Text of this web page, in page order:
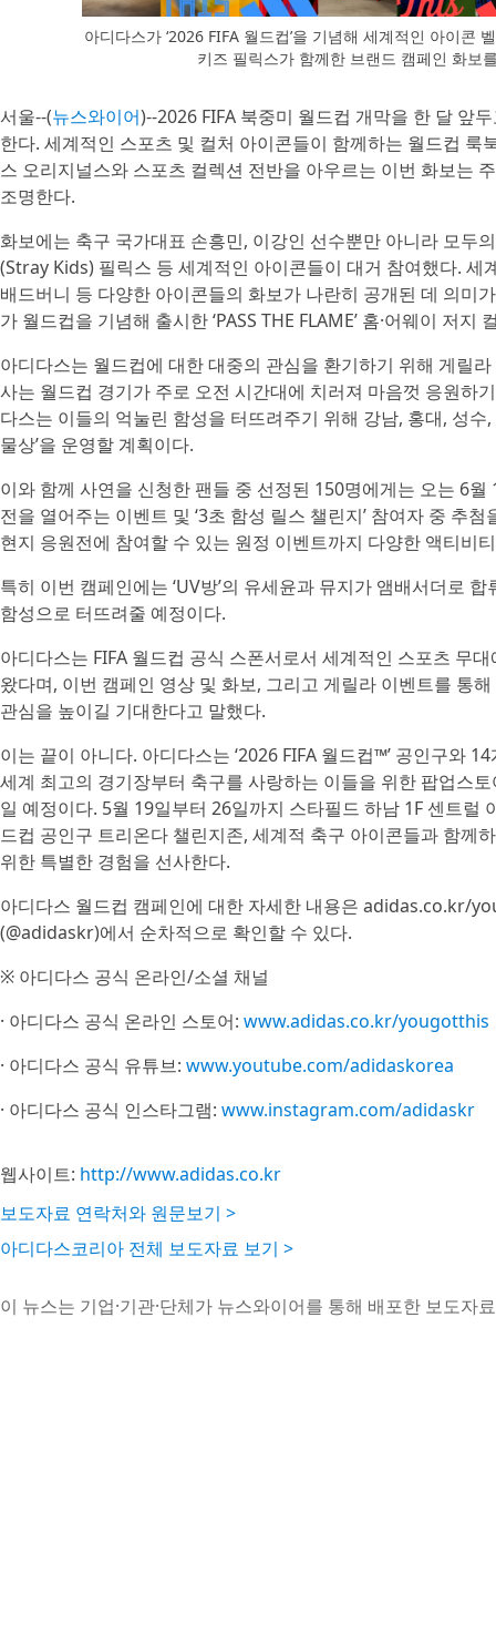
아디다스가 ‘2026 FIFA 월드컵’을 기념해 세계적인 아이콘
키즈 필릭스가 함께한 브랜드 캠페인 화보
서울--(뉴스와이어)--2026 FIFA 북중미 월드컵 개막을 한 달 앞
한다. 세계적인 스포츠 및 컬처 아이콘들이 함께하는 월드컵
스 오리지널스와 스포츠 컬렉션 전반을 아우르는 이번 화보는
조명한다.
화보에는 축구 국가대표 손흥민, 이강인 선수뿐만 아니라 모두
(Stray Kids) 필릭스 등 세계적인 아이콘들이 대거 참여했다. 세
배드버니 등 다양한 아이콘들의 화보가 나란히 공개된 데 의미
가 월드컵을 기념해 출시한 ‘PASS THE FLAME’ 홈·어웨이 저
아디다스는 월드컵에 대한 대중의 관심을 환기하기 위해 게릴라
사는 월드컵 경기가 주로 오전 시간대에 치러져 마음껏 응원하
다스는 이들의 억눌린 함성을 터뜨려주기 위해 강남, 홍대, 성
물상’을 운영할 계획이다.
이와 함께 사연을 신청한 팬들 중 선정된 150명에게는 오는 6월
전을 열어주는 이벤트 및 ‘3초 함성 릴스 챌린지’ 참여자 중 추
현지 응원전에 참여할 수 있는 원정 이벤트까지 다양한 액티비
특히 이번 캠페인에는 ‘UV방’의 유세윤과 뮤지가 앰배서더로
함성으로 터뜨려줄 예정이다.
아디다스는 FIFA 월드컵 공식 스폰서로서 세계적인 스포츠 무
왔다며, 이번 캠페인 영상 및 화보, 그리고 게릴라 이벤트를 통
관심을 높이길 기대한다고 말했다.
이는 끝이 아니다. 아디다스는 ‘2026 FIFA 월드컵™’ 공인구와
세계 최고의 경기장부터 축구를 사랑하는 이들을 위한 팝업스
일 예정이다. 5월 19일부터 26일까지 스타필드 하남 1F 센트럴
드컵 공인구 트리온다 챌린지존, 세계적 축구 아이콘들과 함께
위한 특별한 경험을 선사한다.
아디다스 월드컵 캠페인에 대한 자세한 내용은 adidas.co.kr/
(@adidaskr)에서 순차적으로 확인할 수 있다.
※ 아디다스 공식 온라인/소셜 채널
· 아디다스 공식 온라인 스토어: www.adidas.co.kr/yougotthis
· 아디다스 공식 유튜브: www.youtube.com/adidaskorea
· 아디다스 공식 인스타그램: www.instagram.com/adidaskr
웹사이트: http://www.adidas.co.kr
보도자료 연락처와 원문보기 >
아디다스코리아 전체 보도자료 보기 >
이 뉴스는 기업·기관·단체가 뉴스와이어를 통해 배포한 보도자